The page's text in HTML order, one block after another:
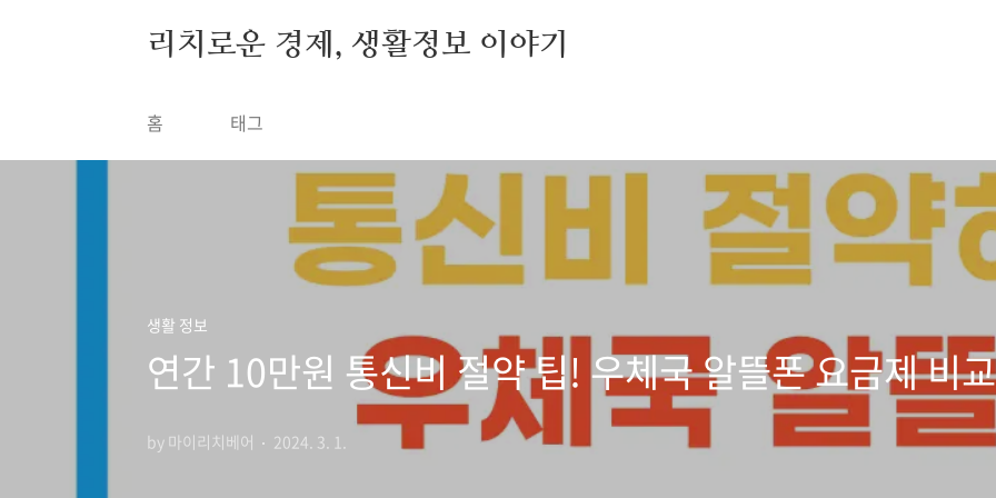
리치로운 경제, 생활정보 이야기
홈 태그
생활 정보
연간 10만원 통신비 절약 팁! 우체국 알뜰폰 요금제 비
by 마이리치베어 2024. 3. 1.